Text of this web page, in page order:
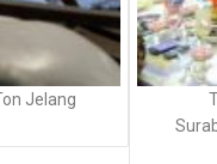
Jelang